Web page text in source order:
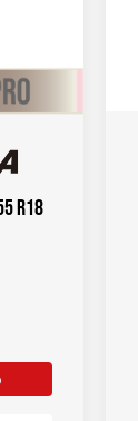
R18